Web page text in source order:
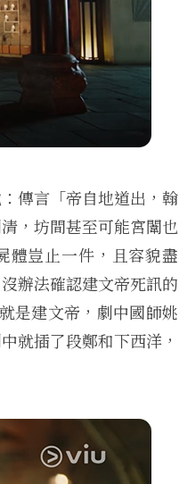
傳言「帝自地道出，翰
，坊間甚至可能宮闈也
體豈止一件，且容貌盡
辦法確認建文帝死訊的
是建文帝，劇中國師姚
就插了段鄭和下西洋，